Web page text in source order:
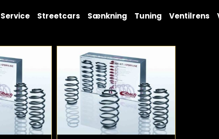
Service Streetcars Sænkning Tuning Ventilrens